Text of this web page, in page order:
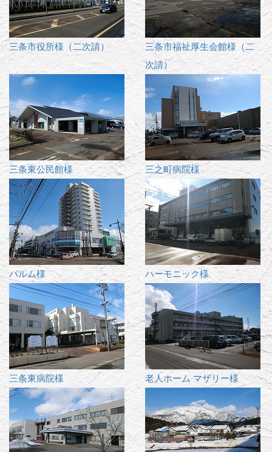
三条市役所様（二次請）
三条市福祉厚生会館様（二
次請）
三条東公民館様 三之町病院様
パルム様 ハーモニック様
三条東病院様 老人ホーム マザリー様